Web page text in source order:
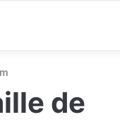
de